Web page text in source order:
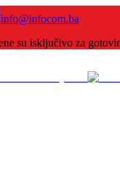
info@infocom.ba
su isključivo za